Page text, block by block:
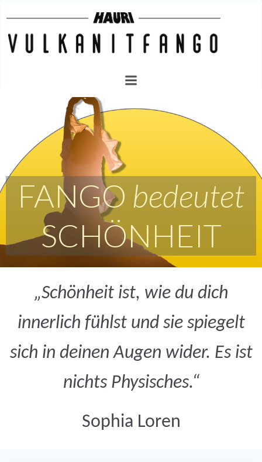
Inhalt
springen
FANGO bedeutet
SCHÖNHEIT
„Schönheit ist, wie du dich
innerlich fühlst und sie spiegelt
sich in deinen Augen wider. Es ist
nichts Physisches.“
Sophia Loren